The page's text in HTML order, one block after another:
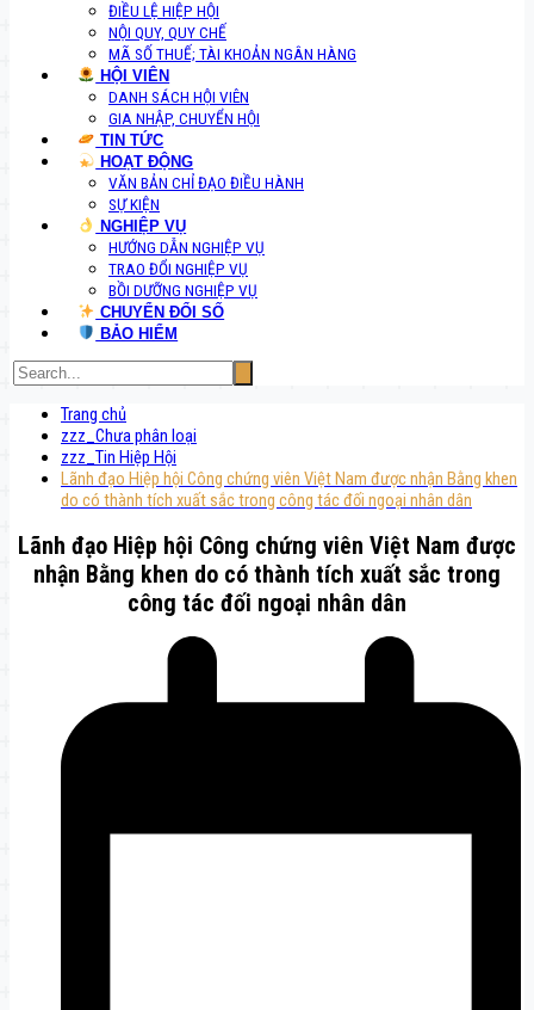
ĐIỀU LỆ HIỆP HỘI
NỘI QUY, QUY CHẾ
MÃ SỐ THUẾ; TÀI KHOẢN NGÂN HÀNG
HỘI VIÊN
DANH SÁCH HỘI VIÊN
GIA NHẬP, CHUYỂN HỘI
TIN TỨC
HOẠT ĐỘNG
VĂN BẢN CHỈ ĐẠO ĐIỀU HÀNH
SỰ KIỆN
NGHIỆP VỤ
HƯỚNG DẪN NGHIỆP VỤ
TRAO ĐỔI NGHIỆP VỤ
BỒI DƯỠNG NGHIỆP VỤ
CHUYỂN ĐỔI SỐ
BẢO HIỂM
Trang chủ
zzz_Chưa phân loại
zzz_Tin Hiệp Hội
Lãnh đạo Hiệp hội Công chứng viên Việt Nam được nhận Bằng khen
do có thành tích xuất sắc trong công tác đối ngoại nhân dân
Lãnh đạo Hiệp hội Công chứng viên Việt Nam được
nhận Bằng khen do có thành tích xuất sắc trong
công tác đối ngoại nhân dân